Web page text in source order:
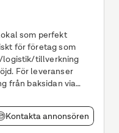
för företag som
För leveranser
från baksidan via
Kontakta annonsören